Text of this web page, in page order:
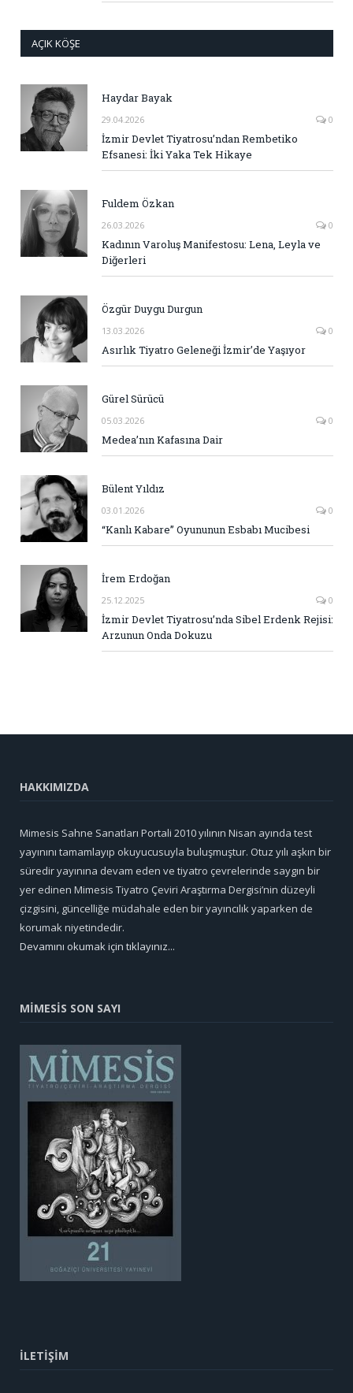
AÇIK KÖŞE
Haydar Bayak
29.04.2026 0
İzmir Devlet Tiyatrosu’ndan Rembetiko
Efsanesi: İki Yaka Tek Hikaye
Fuldem Özkan
26.03.2026 0
Kadının Varoluş Manifestosu: Lena, Leyla ve
Diğerleri
Özgür Duygu Durgun
13.03.2026 0
Asırlık Tiyatro Geleneği İzmir’de Yaşıyor
Gürel Sürücü
05.03.2026 0
Medea’nın Kafasına Dair
Bülent Yıldız
03.01.2026 0
“Kanlı Kabare” Oyununun Esbabı Mucibesi
İrem Erdoğan
25.12.2025 0
İzmir Devlet Tiyatrosu’nda Sibel Erdenk Rejisi:
Arzunun Onda Dokuzu
HAKKIMIZDA
Mimesis Sahne Sanatları Portali 2010 yılının Nisan ayında test
yayınını tamamlayıp okuyucusuyla buluşmuştur. Otuz yılı aşkın bir
süredir yayınına devam eden ve tiyatro çevrelerinde saygın bir
yer edinen Mimesis Tiyatro Çeviri Araştırma Dergisi’nin düzeyli
çizgisini, güncelliğe müdahale eden bir yayıncılık yaparken de
korumak niyetindedir.
Devamını okumak için tıklayınız...
MİMESİS SON SAYI
İLETİŞİM